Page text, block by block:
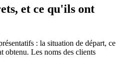
et ce qu'ils ont
: la situation de départ, ce
obtenu. Les noms des clients